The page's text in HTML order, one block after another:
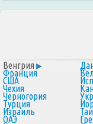
Венгрия
Франция
США
Чехия
Черногория
Турция
Израиль
ОАЭ